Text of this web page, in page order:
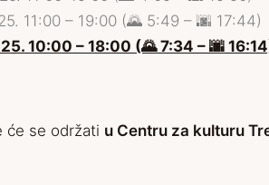
11:00 – 19:00 (🌄 5:49 – 🌆 17:44)
10:00 – 18:00 (🌄 7:34 – 🌆
će se održati u Centru za kulturu